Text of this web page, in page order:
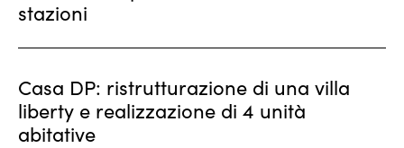
stazioni
Casa DP: ristrutturazione di una villa
liberty e realizzazione di 4 unità
abitative